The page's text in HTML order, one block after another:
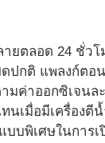
ยตลอด 24 ชั่ว
ดปกติ แพลงก์ตอ
มค่าออกซิเจน
นเมื่อมีเครื่อง
บพิเศษในการ